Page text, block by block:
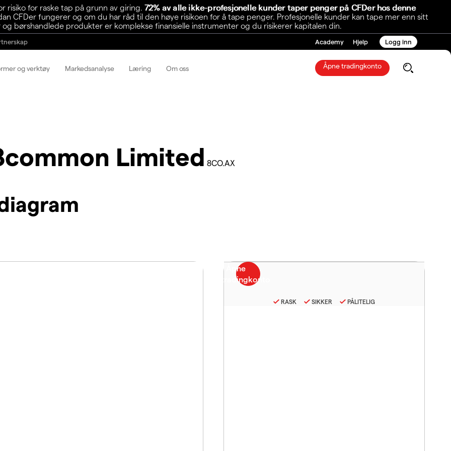
risiko for raske tap på grunn av giring.72% av alle ikke-profesjonelle kunder taper penger på CFDer hos denne
CFDer fungerer og om du har råd til den høye risikoen for å tape penger. Profesjonelle kunder kan tape mer enn sitt
børshandlede produkter er komplekse finansielle instrumenter og du risikerer kapitalen din.
Academy Hjelp Logg inn
og verktøy Markedsanalyse Læring Om oss Åpne tradingkonto
Limited 8CO.AX
RASK SIKKER PÅLITELIG